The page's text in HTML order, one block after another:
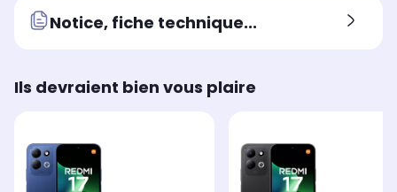
Notice, fiche technique...
Ils devraient bien vous plaire